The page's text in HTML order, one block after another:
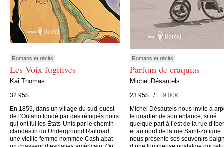
Romans et récits
Les Voix fugitives
Kai Thomas
32.95$
En 1859, dans un village du sud-ouest
de l’Ontario fondé par des réfugiés noirs
qui ont fui les États-Unis par le chemin
clandestin du Underground Railroad,
une vieille femme nommée Cash abat
Romans et récits
Parfum de craquias
Michel Désautels
23.95$ /19.00€
Michel Désautels nous invite à
le quartier de son enfance, situé
quelque part à l’est de la rue
et au nord de la rue Saint-Zotique.
nous présente ses souvenirs